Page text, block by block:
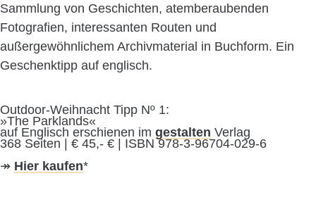
Sammlung von Geschichten, atemberaubenden
Fotografien, interessanten Routen und
außergewöhnlichem Archivmaterial in Buchform. Ein
Geschenktipp auf englisch.
Outdoor-Weihnacht Tipp Nº 1:
»The Parklands«
auf Englisch erschienen im gestalten Verlag
368 Seiten | € 45,- € | ISBN 978-3-96704-029-6
↠ Hier kaufen*